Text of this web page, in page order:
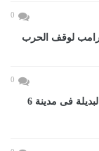
0
لوقف الحرب
0
بدء تلقى طلبات إحلال التوكتوك بالسيارة البديلة فى مدينة 6